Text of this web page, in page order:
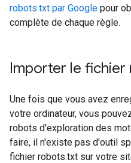
robots.txt par Google pour
complète de chaque règle.
Importer le
Une fois que vous avez
votre ordinateur, vous
robots d'exploration des
faire, il n'existe pas d'outil
fichier robots.txt sur votre